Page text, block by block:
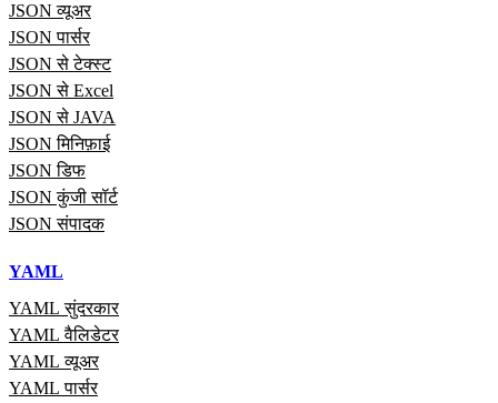
JSON व्यूअर
JSON पार्सर
JSON से टेक्स्ट
JSON से Excel
JSON से JAVA
JSON मिनिफ़ाई
JSON डिफ
JSON कुंजी सॉर्ट
JSON संपादक
YAML
YAML सुंदरकार
YAML वैलिडेटर
YAML व्यूअर
YAML पार्सर